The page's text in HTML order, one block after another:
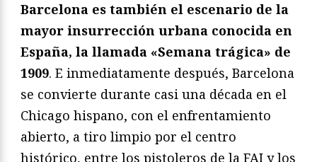
Barcelona es también el escenario de la
mayor insurrección urbana conocida en
España, la llamada «Semana trágica» de
1909. E inmediatamente después, Barcelona
se convierte durante casi una década en el
Chicago hispano, con el enfrentamiento
abierto, a tiro limpio por el centro
histórico, entre los pistoleros de la FAI y los